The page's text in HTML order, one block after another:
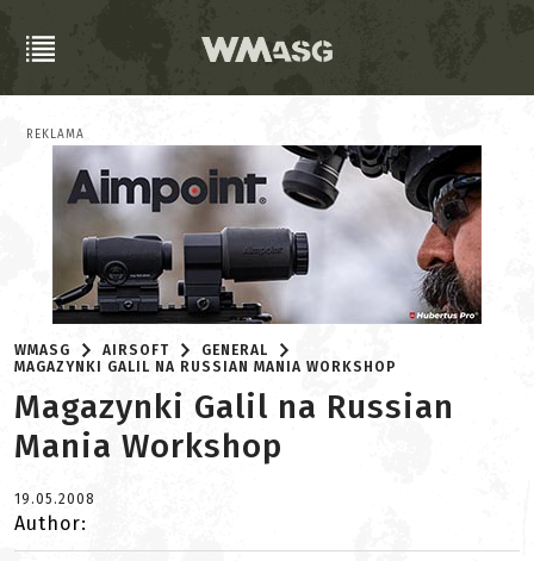
REKLAMA
WMASG AIRSOFT
GENERAL
MAGAZYNKI GALIL NA RUSSIAN MANIA WORKSHOP
Magazynki Galil na Russian
Mania Workshop
19.05.2008
Author: